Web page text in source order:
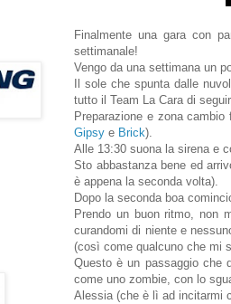
Finalmente una gara con
settimanale!
Vengo da una settimana un
Il sole che spunta dalle
tutto il Team La Cara di
Preparazione e zona
Gipsy e Brick).
Alle 13:30 suona la sirena e
Sto abbastanza bene ed
è appena la seconda volta).
Dopo la seconda boa
Prendo un buon ritmo, non
curandomi di niente e
(così come qualcuno che mi
Questo è un passaggio che
come uno zombie, con lo
Alessia (che è lì ad incitarmi